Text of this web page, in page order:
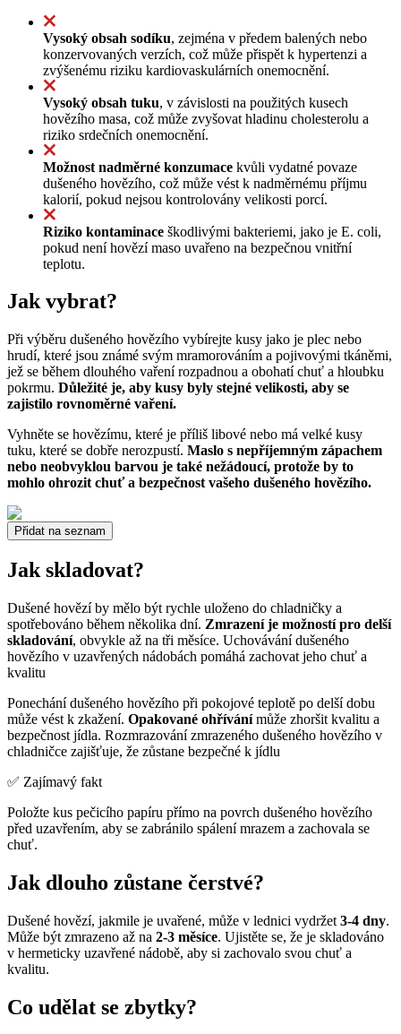
Vysoký obsah sodíku, zejména v předem balených nebo
konzervovaných verzích, což může přispět k hypertenzi a
zvýšenému riziku kardiovaskulárních onemocnění.
Vysoký obsah tuku, v závislosti na použitých kusech
hovězího masa, což může zvyšovat hladinu cholesterolu a
riziko srdečních onemocnění.
Možnost nadměrné konzumace kvůli vydatné povaze
dušeného hovězího, což může vést k nadměrnému příjmu
kalorií, pokud nejsou kontrolovány velikosti porcí.
Riziko kontaminace škodlivými bakteriemi, jako je E. coli,
pokud není hovězí maso uvařeno na bezpečnou vnitřní
teplotu.
Jak vybrat?
Při výběru dušeného hovězího vybírejte kusy jako je plec nebo
hrudí, které jsou známé svým mramorováním a pojivovými tkáněmi,
jež se během dlouhého vaření rozpadnou a obohatí chuť a hloubku
pokrmu. Důležité je, aby kusy byly stejné velikosti, aby se
zajistilo rovnoměrné vaření.
Vyhněte se hovězímu, které je příliš libové nebo má velké kusy
tuku, které se dobře nerozpustí. Maslo s nepříjemným zápachem
nebo neobvyklou barvou je také nežádoucí, protože by to
mohlo ohrozit chuť a bezpečnost vašeho dušeného hovězího.
Přidat na seznam
Jak skladovat?
Dušené hovězí by mělo být rychle uloženo do chladničky a
spotřebováno během několika dní. Zmrazení je možností pro delší
skladování, obvykle až na tři měsíce. Uchovávání dušeného
hovězího v uzavřených nádobách pomáhá zachovat jeho chuť a
kvalitu
Ponechání dušeného hovězího při pokojové teplotě po delší dobu
může vést k zkažení. Opakované ohřívánímůže zhoršit kvalitu a
bezpečnost jídla. Rozmrazování zmrazeného dušeného hovězího v
chladničce zajišťuje, že zůstane bezpečné k jídlu
✅ Zajímavý fakt
Položte kus pečicího papíru přímo na povrch dušeného hovězího
před uzavřením, aby se zabránilo spálení mrazem a zachovala se
chuť.
Jak dlouho zůstane čerstvé?
Dušené hovězí, jakmile je uvařené, může v lednici vydržet 3-4 dny.
Může být zmrazeno až na 2-3 měsíce. Ujistěte se, že je skladováno
v hermeticky uzavřené nádobě, aby si zachovalo svou chuť a
kvalitu.
Co udělat se zbytky?